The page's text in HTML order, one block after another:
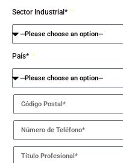
Sector Industrial*
País*